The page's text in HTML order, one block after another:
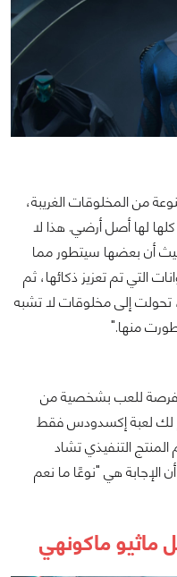
من المخلوقات الغريبة،
لها أصل أرضي. هذا لا
أن بعضها سيتطور مما
التي تم تعزيز ذكائها، ثم
تحولت إلى مخلوقات لا تشبه
منها."
للعب بشخصية من
لك لعبة إكسدودس فقط
التنفيذي تشاد
الإجابة هي "نوعًا ما نعم
ماثيو ماكونهي